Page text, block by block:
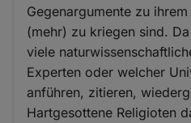
Gegenargumente zu
(mehr) zu kriegen sind.
viele
Experten oder welcher
anführen, zitieren,
Hartgesottene Religioten